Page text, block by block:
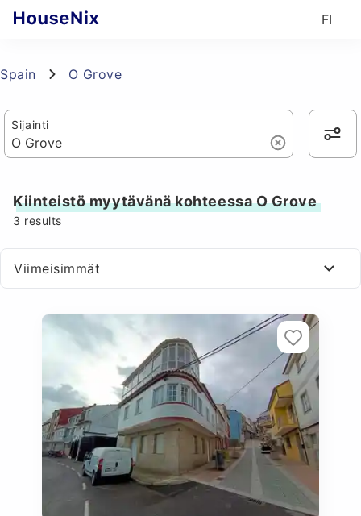
FI
Spain O Grove
Sijainti
Kiinteistö myytävänä kohteessa O Grove
3 results
Viimeisimmät